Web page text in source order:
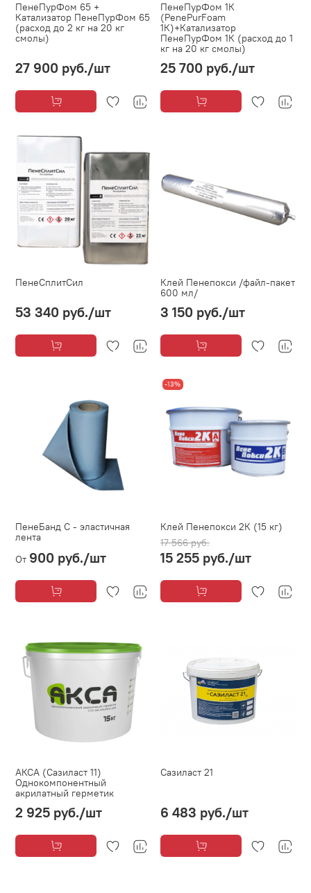
ПенеПурФом 65 +
Катализатор ПенеПурФом 65
(расход до 2 кг на 20 кг
смолы)
27 900 руб./шт
ПенеПурФом 1К
(PenePurFoam
1К)+Катализатор
ПенеПурФом 1К (расход до 1
кг на 20 кг смолы)
25 700 руб./шт
ПенеСплитСил
53 340 руб./шт
Клей Пенепокси /файл-пакет
600 мл/
3 150 руб./шт
ПенеБанд С - эластичная
лента
От 900 руб./шт
-13%
Клей Пенепокси 2К (15 кг)
17 566 руб.
15 255 руб./шт
АКСА (Сазиласт 11)
Однокомпонентный
акрилатный герметик
2 925 руб./шт
Сазиласт 21
6 483 руб./шт